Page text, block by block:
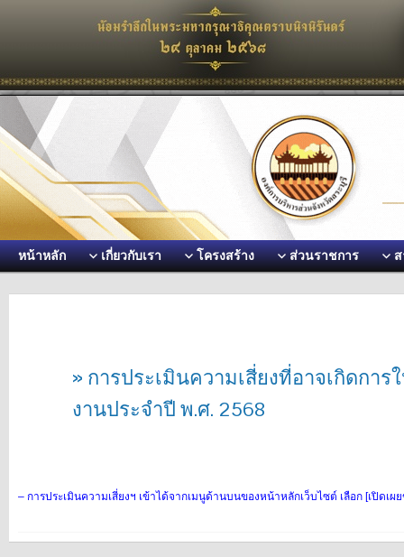
หน้าหลัก เกี่ยวกับเรา โครงสร้าง ส่วนราชการ ส
» การประเมินความเสี่ยงที่อาจเกิดกา
งานประจำปี พ.ศ. 2568
– การประเมินความเสี่ยงฯ เข้าได้จากเมนูด้านบนของหน้าหลักเว็บไซต์ เลือก [เปิดเผ